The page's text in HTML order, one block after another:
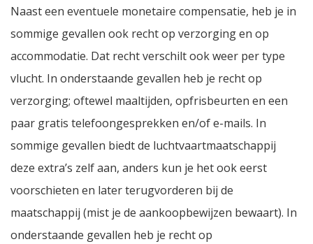
Naast een eventuele monetaire compensatie, heb je in
sommige gevallen ook recht op verzorging en op
accommodatie. Dat recht verschilt ook weer per type
vlucht. In onderstaande gevallen heb je recht op
verzorging; oftewel maaltijden, opfrisbeurten en een
paar gratis telefoongesprekken en/of e-mails. In
sommige gevallen biedt de luchtvaartmaatschappij
deze extra’s zelf aan, anders kun je het ook eerst
voorschieten en later terugvorderen bij de
maatschappij (mist je de aankoopbewijzen bewaart). In
onderstaande gevallen heb je recht op